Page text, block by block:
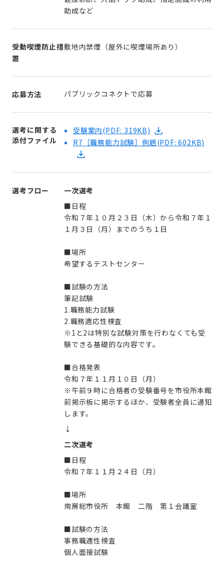
助成など
受動喫煙防止措
置
敷地内禁煙（屋外に喫煙場所あり）
応募方法 パブリックコネクトで応募
選考に関する
添付ファイル
受験案内(PDF: 319KB)
R7［職務能力試験］例題(PDF: 602KB)
選考フロー
一次選考
■日程
令和７年１０月２３日（木）から令和７年１
１月３日（月）までのうち１日
■場所
希望するテストセンター
■試験の方法
筆記試験
1.職務能力試験
2.職務適応性検査
※1と2は特別な試験対策を行わなくても受
験できる基礎的な内容です。
■合格発表
令和７年１１月１０日（月）
※午前９時に合格者の受験番号を市役所本館
前掲示板に掲示するほか、受験者全員に通知
します。
↓
二次選考
■日程
令和７年１１月２４日（月）
■場所
南房総市役所 本館 二階 第１会議室
■試験の方法
事務職適性検査
個人面接試験